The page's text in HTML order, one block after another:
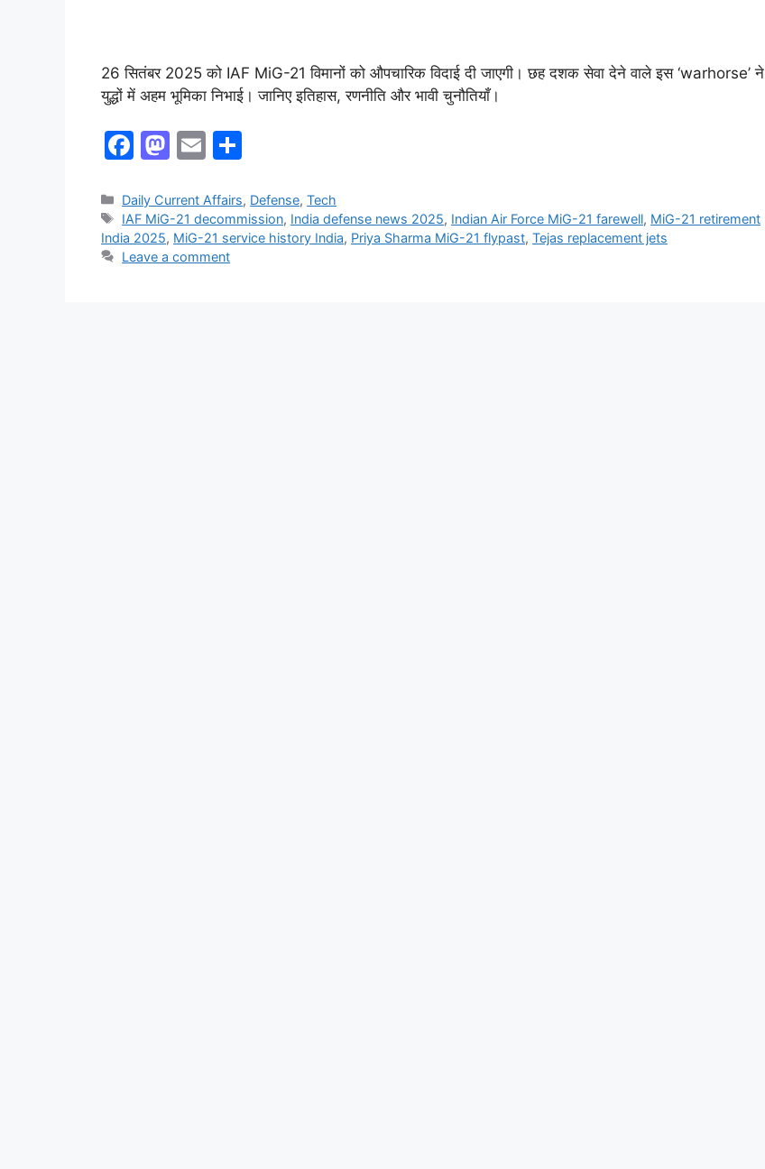
26 सितंबर 2025 को IAF MiG-21 विमानों को औपचारिक विदाई दी जाएगी। छह दशक सेवा देने वाले इस ‘warhorse’ ने
युद्धों में अहम भूमिका निभाई। जानिए इतिहास, रणनीति और भावी चुनौतियाँ।
F
c
e
b
M
st
o
d
E
ai
l
ar
e
Daily Current Affairs, Defense,Tech
IAF MiG-21 decommission, India defense news 2025, Indian Air Force MiG-21 farewell, MiG-21 retirement
India 2025, MiG-21 service history India, Priya Sharma MiG-21 flypast, Tejas replacement jets
Leave a comment